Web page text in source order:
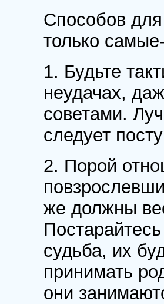
Способов для
только
1. Будьте
неудачах,
советами.
следует
2. Порой
же должны
судьба, их
принимать
они